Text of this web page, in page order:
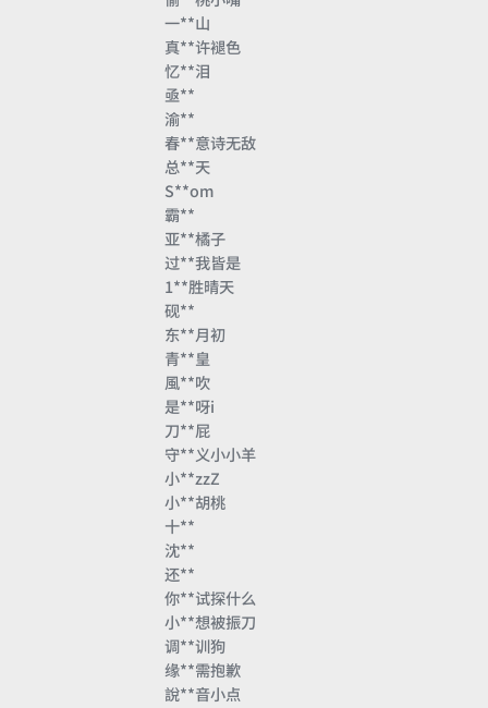
一**山
真**许褪色
忆**泪
亟**
渝**
春**意诗无敌
总**天
S**om
霸**
亚**橘子
过**我皆是
1**胜晴天
砚**
东**月初
青**皇
風**吹
是**呀i
刀**屁
守**义小小羊
小**zzZ
小**胡桃
十**
沈**
还**
你**试探什么
小**想被振刀
调**训狗
缘**需抱歉
說**音小点